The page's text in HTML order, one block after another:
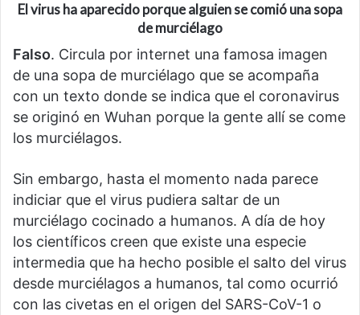
El virus ha aparecido porque alguien se comió una sopa
de murciélago
Falso. Circula por internet una famosa imagen
de una sopa de murciélago que se acompaña
con un texto donde se indica que el coronavirus
se originó en Wuhan porque la gente allí se come
los murciélagos.
Sin embargo, hasta el momento nada parece
indiciar que el virus pudiera saltar de un
murciélago cocinado a humanos. A día de hoy
los científicos creen que existe una especie
intermedia que ha hecho posible el salto del virus
desde murciélagos a humanos, tal como ocurrió
con las civetas en el origen del SARS-CoV-1 o